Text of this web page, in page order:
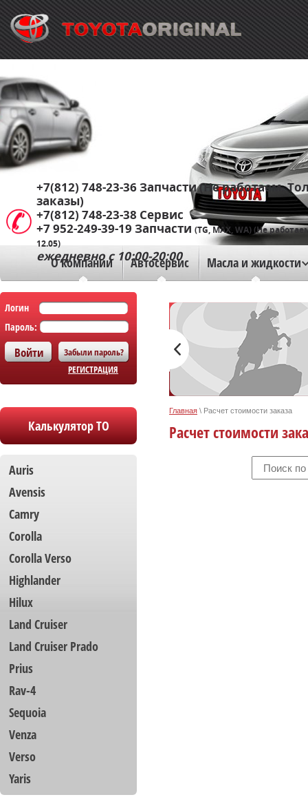
О компании Автосервис Масла и жидкости
+7(812) 748-23-36 Запчасти (Не работаем.
заказы)
+7(812) 748-23-38 Сервис
+7 952-249-39-19 Запчасти (TG, MAX, WA) (Не
12.05)
ежедневно с 10:00-20:00
Логин
Пароль:
Забыли пароль?
РЕГИСТРАЦИЯ
Калькулятор ТО
Auris
Avensis
Camry
Corolla
Сorolla Verso
Highlander
Hilux
Land Cruiser
Land Cruiser Prado
Prius
Rav-4
Sequoia
Venza
Verso
Yaris
Главная \ Расчет стоимости заказа
Расчет стоимости